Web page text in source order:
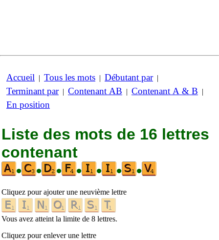
Accueil | Tous les mots | Débutant par|
Terminant par| Contenant AB | Contenant A & B |
En position
Liste des mots de 16 lettres
contenant
•
• • • • • •
Cliquez pour ajouter une neuvième lettre
Vous avez atteint la limite de 8 lettres.
Cliquez pour enlever une lettre